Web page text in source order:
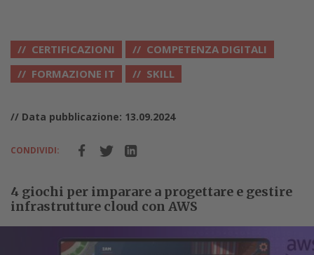
CERTIFICAZIONI
COMPETENZA DIGITALI
FORMAZIONE IT
SKILL
// Data pubblicazione: 13.09.2024
CONDIVIDI:
4 giochi per imparare a progettare e gestire
infrastrutture cloud con AWS